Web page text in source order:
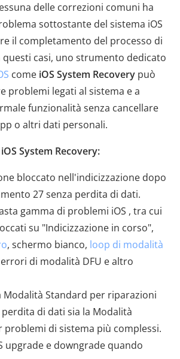
delle correzioni comuni ha
sottostante del sistema iOS
il completamento del processo di
questi casi, uno strumento dedicato
come iOS System Recovery può
problemi legati al sistema e a
funzionalità senza cancellare
o altri dati personali.
System Recovery:
bloccato nell'indicizzazione dopo
27 senza perdita di dati.
gamma di problemi iOS , tra cui
su "Indicizzazione in corso",
, schermo bianco, loop di modalità
di modalità DFU e altro
Modalità Standard per riparazioni
di dati sia la Modalità
problemi di sistema più complessi.
upgrade e downgrade quando